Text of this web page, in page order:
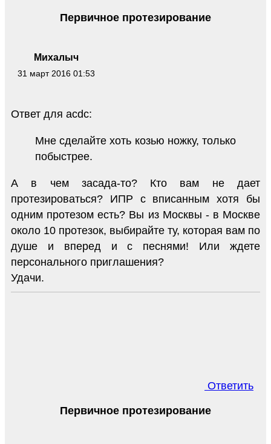
Михалыч
31 март 2016 01:53
Первичное протезирование
Ответ для acdc:
Мне сделайте хоть козью ножку, только
побыстрее.
А в чем засада-то? Кто вам не дает
протезироваться? ИПР с вписанным хотя бы
одним протезом есть? Вы из Москвы - в Москве
около 10 протезок, выбирайте ту, которая вам по
душе и вперед и с песнями! Или ждете
персонального приглашения?
Удачи.
Ответить
Первичное протезирование